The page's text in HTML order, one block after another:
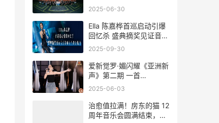
音乐编织青春的星空与征
2025-06-30
Ella 陈嘉桦首巡启动引爆
回忆杀 盛典摘奖见证音乐
影响力与舞台魅力
2025-09-30
爱新觉罗·媚闪耀《亚洲新
声》第二期 一首
《Flowers》传递女性力
2025-06-03
治愈值拉满！房东的猫 12
周年音乐会圆满结束，